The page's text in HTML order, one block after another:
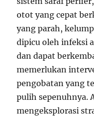
otot yang cepat
yang parah,
dipicu oleh infeksi
dan dapat
memerlukan
pengobatan yang
pulih sepenuhnya.
mengeksplorasi